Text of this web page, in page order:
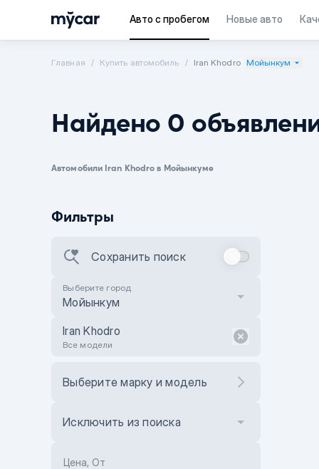
Авто с пробегом Новые авто
Главная Купить автомобиль Iran Khodro Мойынкум
Найдено 0
Автомобили Iran Khodro в Мойынкуме
Фильтры
Сохранить поиск
Выберите город
Мойынкум
Iran Khodro
Все модели
Выберите марку и модель
Исключить из поиска
Цена, От